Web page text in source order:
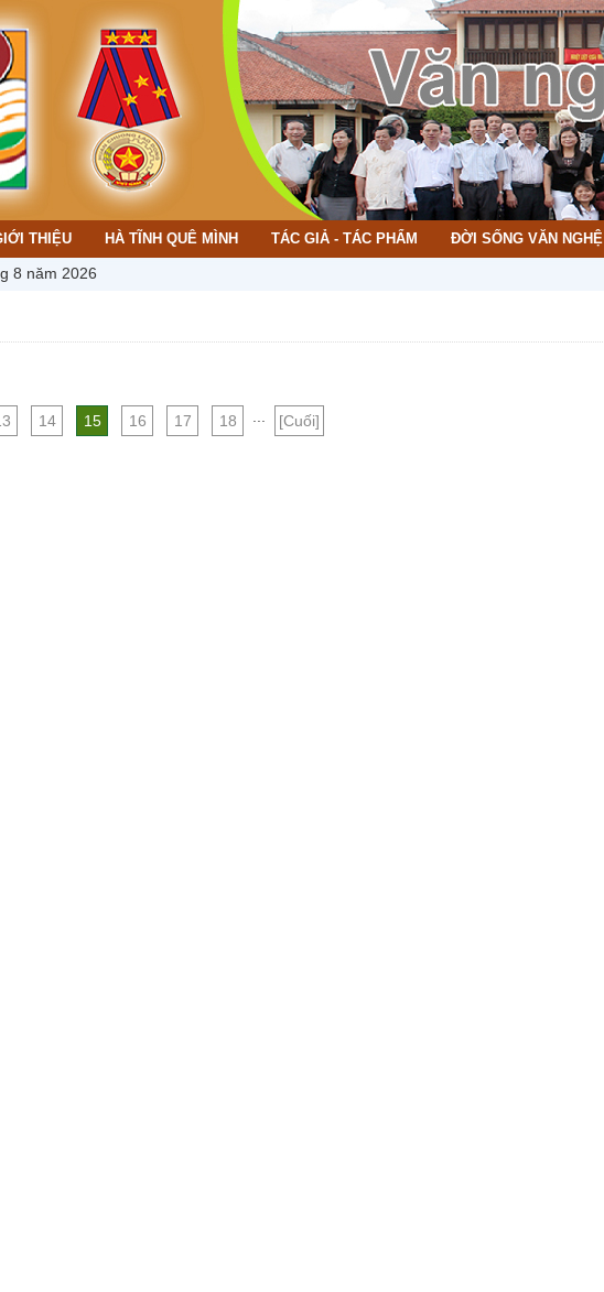
THIỆU HÀ TĨNH QUÊ MÌNH TÁC GIẢ - TÁC PHẨM ĐỜI SỐNG VĂN NGHỆ
8 năm 2026
14 15 16 17 18 [Cuối]